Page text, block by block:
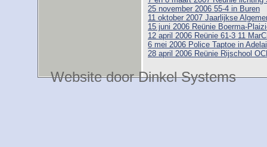
25 november 2006 55-4 in Buren
11 oktober 2007 Jaarlijkse
15 juni 2006 Reünie Boerma-
12 april 2006 Reünie 61-3 11
6 mei 2006 Police Taptoe in
28 april 2006 Reünie Rijschool
Website door Dinkel Systems